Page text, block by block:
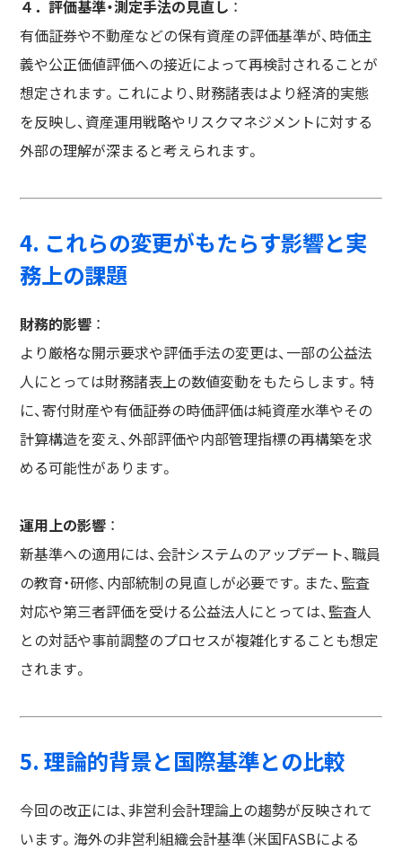
４．評価基準・測定手法の見直し ：
有価証券や不動産などの保有資産の評価基準が、時価主
義や公正価値評価への接近によって再検討されることが
想定されます。これにより、財務諸表はより経済的実態
を反映し、資産運用戦略やリスクマネジメントに対する
外部の理解が深まると考えられます。
4. これらの変更がもたらす影響と実
務上の課題
財務的影響 ：
より厳格な開示要求や評価手法の変更は、一部の公益法
人にとっては財務諸表上の数値変動をもたらします。特
に、寄付財産や有価証券の時価評価は純資産水準やその
計算構造を変え、外部評価や内部管理指標の再構築を求
める可能性があります。
運用上の影響 ：
新基準への適用には、会計システムのアップデート、職員
の教育・研修、内部統制の見直しが必要です。また、監査
対応や第三者評価を受ける公益法人にとっては、監査人
との対話や事前調整のプロセスが複雑化することも想定
されます。
5. 理論的背景と国際基準との比較
今回の改正には、非営利会計理論上の趨勢が反映されて
います。海外の非営利組織会計基準（米国FASBによる